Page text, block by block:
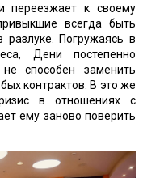
переезжает к своему
всегда быть
разлуке. Погружаясь в
Дени постепенно
способен заменить
контрактов. В это же
в отношениях с
ему заново поверить